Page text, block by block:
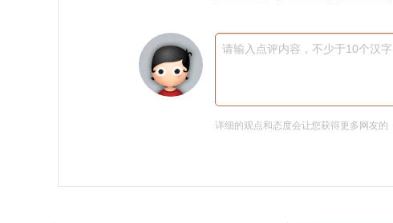
请输入点评内容，不少于10个汉字
详细的观点和态度会让您获得更多网友的